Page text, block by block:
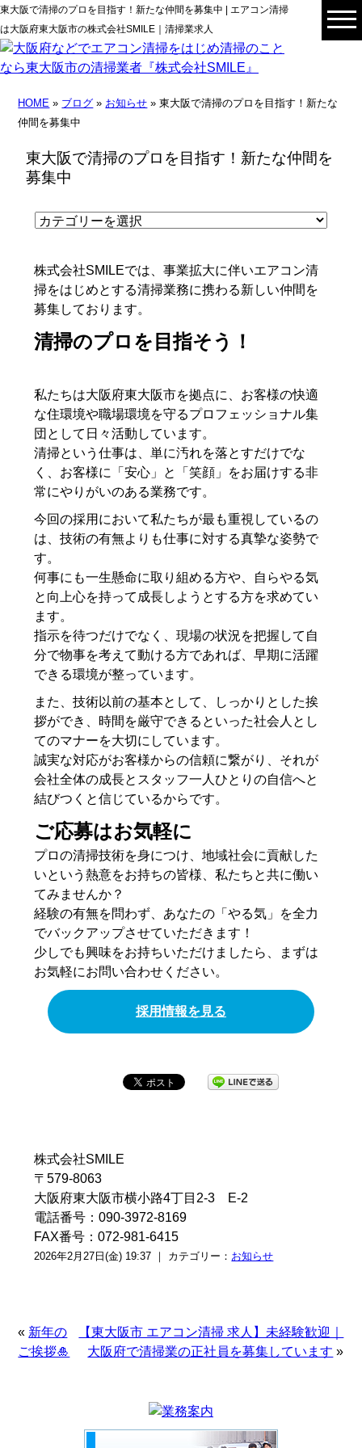
東大阪で清掃のプロを目指す！新たな仲間を募集中 | エアコン清掃
は大阪府東大阪市の株式会社SMILE｜清掃業求人
HOME » ブログ » お知らせ » 東大阪で清掃のプロを目指す！新たな
仲間を募集中
東大阪で清掃のプロを目指す！新たな仲間を
募集中
株式会社SMILEでは、事業拡大に伴いエアコン清
掃をはじめとする清掃業務に携わる新しい仲間を
募集しております。
清掃のプロを目指そう！
私たちは大阪府東大阪市を拠点に、お客様の快適
な住環境や職場環境を守るプロフェッショナル集
団として日々活動しています。
清掃という仕事は、単に汚れを落とすだけでな
く、お客様に「安心」と「笑顔」をお届けする非
常にやりがいのある業務です。
今回の採用において私たちが最も重視しているの
は、技術の有無よりも仕事に対する真摯な姿勢で
す。
何事にも一生懸命に取り組める方や、自らやる気
と向上心を持って成長しようとする方を求めてい
ます。
指示を待つだけでなく、現場の状況を把握して自
分で物事を考えて動ける方であれば、早期に活躍
できる環境が整っています。
また、技術以前の基本として、しっかりとした挨
拶ができ、時間を厳守できるといった社会人とし
てのマナーを大切にしています。
誠実な対応がお客様からの信頼に繋がり、それが
会社全体の成長とスタッフ一人ひとりの自信へと
結びつくと信じているからです。
ご応募はお気軽に
プロの清掃技術を身につけ、地域社会に貢献した
いという熱意をお持ちの皆様、私たちと共に働い
てみませんか？
経験の有無を問わず、あなたの「やる気」を全力
でバックアップさせていただきます！
少しでも興味をお持ちいただけましたら、まずは
お気軽にお問い合わせください。
採用情報を見る
株式会社SMILE
〒579-8063
大阪府東大阪市横小路4丁目2-3 E-2
電話番号：090-3972-8169
FAX番号：072-981-6415
2026年2月27日(金) 19:37 ｜ カテゴリー： お知らせ
« 新年の
ご挨拶🎍
【東大阪市 エアコン清掃 求人】未経験歓迎｜
大阪府で清掃業の正社員を募集しています »